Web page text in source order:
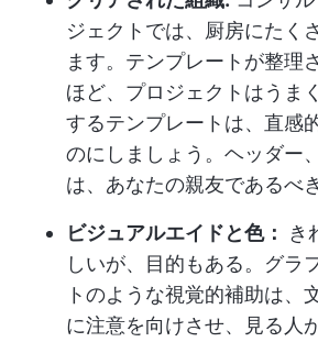
ジェクトでは、厨房にたく
ます。テンプレートが整理
ほど、プロジェクトはうま
するテンプレートは、直感
のにしましょう。ヘッダー
は、あなたの親友であるべ
ビジュアルエイドと色：
き
しいが、目的もある。グラ
トのような視覚的補助は、
に注意を向けさせ、見る人